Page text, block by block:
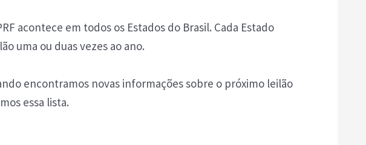
acontece em todos os Estados do Brasil. Cada Estado
uma ou duas vezes ao ano.
encontramos novas informações sobre o próximo leilão
essa lista.